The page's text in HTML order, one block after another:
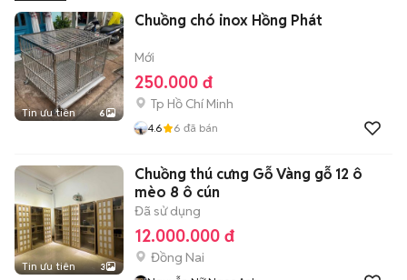
Tin ưu tiên 6
Chuồng chó inox Hồng Phát
Mới
250.000 đ
Tp Hồ Chí Minh
4.6 6 đã bán
Tin ưu tiên 3
Chuồng thú cưng Gỗ Vàng gỗ 12 ô
mèo 8 ô cún
Đã sử dụng
12.000.000 đ
Đồng Nai